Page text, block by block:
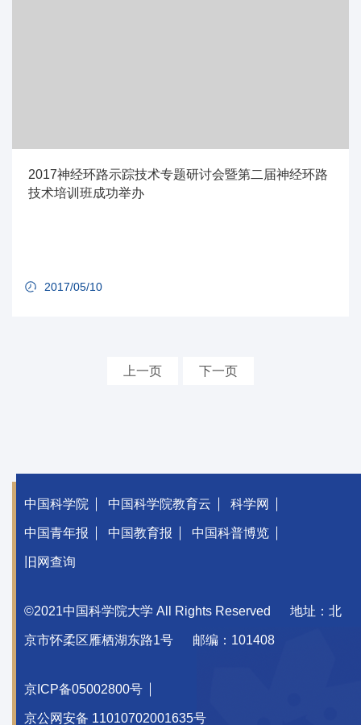
2017神经环路示踪技术专题研讨会暨第二届神经环路
技术培训班成功举办
2017/05/10
上一页 下一页
中国科学院 中国科学院教育云 科学网
中国青年报 中国教育报 中国科普博览
旧网查询
©2021中国科学院大学 All Rights Reserved 地址：北
京市怀柔区雁栖湖东路1号 邮编：101408
京ICP备05002800号
京公网安备 11010702001635号